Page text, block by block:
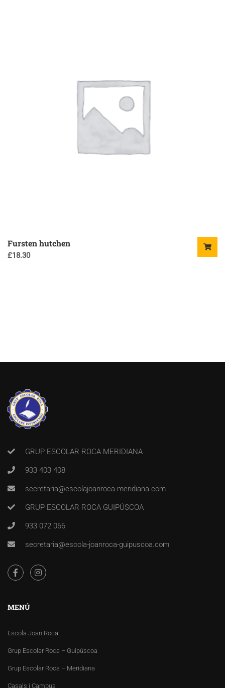
Fursten hutchen
£18.30
GRUP ESCOLAR ROCA MERIDIANA
933 403 408
secretaria@escolajoanroca-meridiana.com
GRUP ESCOLAR ROCA GUIPÚSCOA
933 072 066
secretaria@escola-joanroca-guipuscoa.com
MENÚ
Escola Joan Roca
Grup Escolar Roca – Guipúscoa
Grup Escolar Roca – Meridiana
Casals i Campus